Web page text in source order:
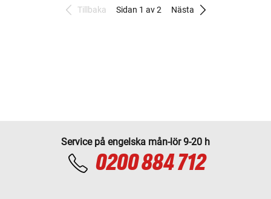
Tillbaka Sidan 1 av 2 Nästa
Service på engelska mån-lör 9-20 h
0200 884 712